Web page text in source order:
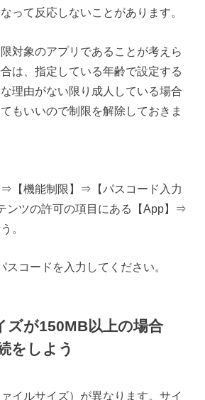
って反応しないことがあります。
対象のアプリであることが考えら
は、指定している年齢で設定する
理由がない限り成人している場合
もいいので制限を解除しておきま
⇒【機能制限】⇒【パスコード入力
ンツの許可の項目にある【App】⇒
。
コードを入力してください。
ズが150MB以上の場合
をしよう
イルサイズ）が異なります。サイ